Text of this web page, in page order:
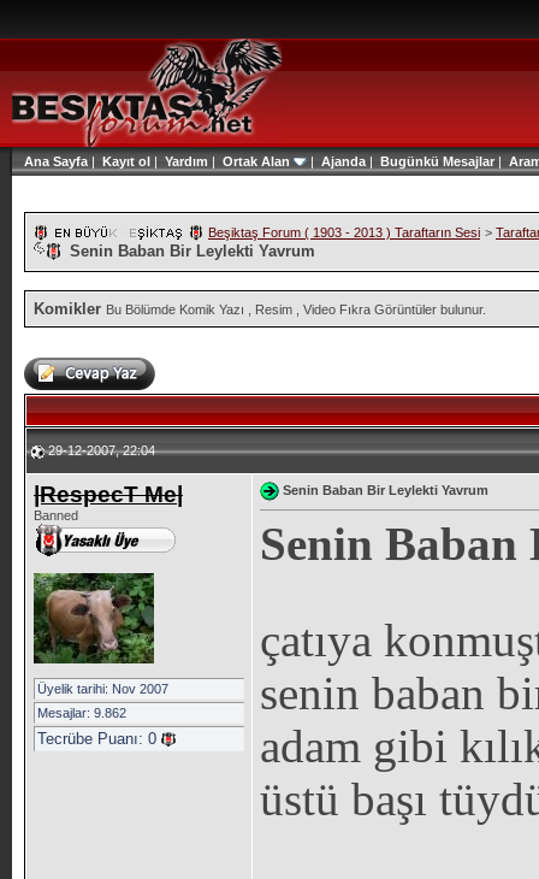
Ana Sayfa | Kayıt ol | Yardım | Ortak Alan | Ajanda | Bugünkü Mesajlar|
Beşiktaş Forum ( 1903 - 2013 ) Taraftarın Sesi >
Senin Baban Bir Leylekti Yavrum
Komikler Bu Bölümde Komik Yazı , Resim , Video Fıkra Görüntüler bulunur.
29-12-2007, 22:04
|RespecT Me|
Banned
Üyelik tarihi: Nov 2007
Mesajlar: 9.862
Tecrübe Puanı: 0
Senin Baban Bir Leylekti Yavrum
Senin
çatıya
senin baban
adam gibi
üstü başı